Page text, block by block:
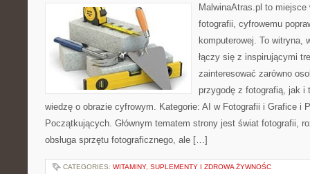
MalwinaAtras.pl to
fotografii, cyfrowemu
komputerowej. To witryna,
łączy się z inspirującymi
zainteresować zarówno
przygodę z fotografią, jak
wiedzę o obrazie cyfrowym. Kategorie: AI w Fotografii i Grafice i
Początkujących. Głównym tematem strony jest świat fotografii,
obsługa sprzętu fotograficznego, ale […]
CATEGORIES: WITAMINY, SUPLEMENTY I ZDROWA ŻYWNOŚC